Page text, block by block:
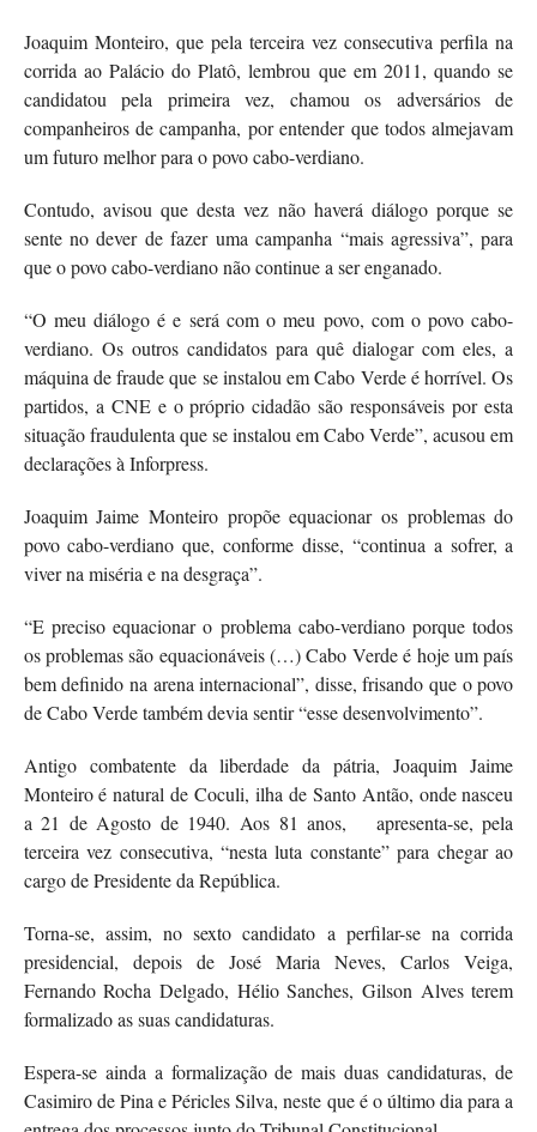
Joaquim Monteiro, que pela terceira vez consecutiva perfila na
corrida ao Palácio do Platô, lembrou que em 2011, quando se
candidatou pela primeira vez, chamou os adversários de
companheiros de campanha, por entender que todos almejavam
um futuro melhor para o povo cabo-verdiano.
Contudo, avisou que desta vez não haverá diálogo porque se
sente no dever de fazer uma campanha “mais agressiva”, para
que o povo cabo-verdiano não continue a ser enganado.
“O meu diálogo é e será com o meu povo, com o povo cabo-
verdiano. Os outros candidatos para quê dialogar com eles, a
máquina de fraude que se instalou em Cabo Verde é horrível. Os
partidos, a CNE e o próprio cidadão são responsáveis por esta
situação fraudulenta que se instalou em Cabo Verde”, acusou em
declarações à Inforpress.
Joaquim Jaime Monteiro propõe equacionar os problemas do
povo cabo-verdiano que, conforme disse, “continua a sofrer, a
viver na miséria e na desgraça”.
“E preciso equacionar o problema cabo-verdiano porque todos
os problemas são equacionáveis (…) Cabo Verde é hoje um país
bem definido na arena internacional”, disse, frisando que o povo
de Cabo Verde também devia sentir “esse desenvolvimento”.
Antigo combatente da liberdade da pátria, Joaquim Jaime
Monteiro é natural de Coculi, ilha de Santo Antão, onde nasceu
a 21 de Agosto de 1940. Aos 81 anos, apresenta-se, pela
terceira vez consecutiva, “nesta luta constante” para chegar ao
cargo de Presidente da República.
Torna-se, assim, no sexto candidato a perfilar-se na corrida
presidencial, depois de José Maria Neves, Carlos Veiga,
Fernando Rocha Delgado, Hélio Sanches, Gilson Alves terem
formalizado as suas candidaturas.
Espera-se ainda a formalização de mais duas candidaturas, de
Casimiro de Pina e Péricles Silva, neste que é o último dia para a